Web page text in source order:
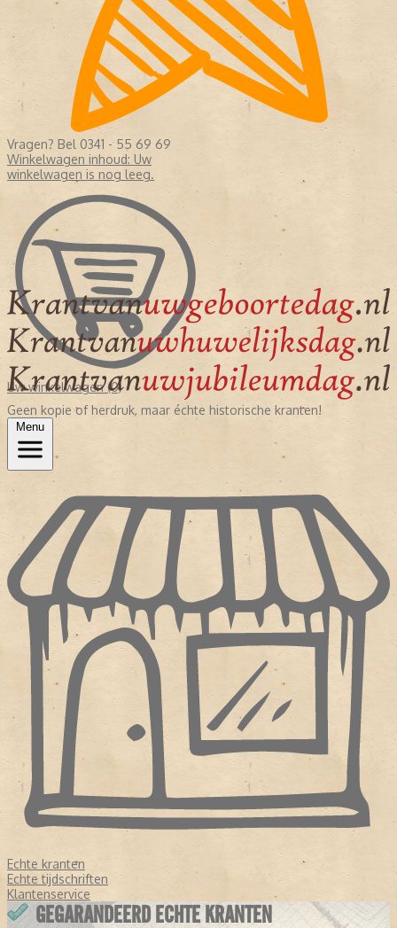
Vragen? Bel 0341 - 55 69 69
Winkelwagen inhoud: Uw
winkelwagen is nog leeg.
Uw winkelwagen (0)
Geen kopie of herdruk, maar échte historische kranten!
Menu
Echte kranten
Echte tijdschriften
Klantenservice
GEGARANDEERD ECHTE KRANTEN